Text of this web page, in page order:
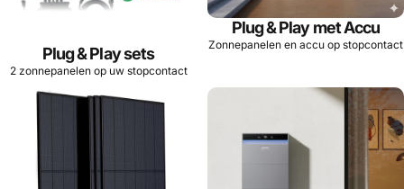
Plug & Play sets
2 zonnepanelen op uw stopcontact
Plug & Play met Accu
Zonnepanelen en accu op stopcontact